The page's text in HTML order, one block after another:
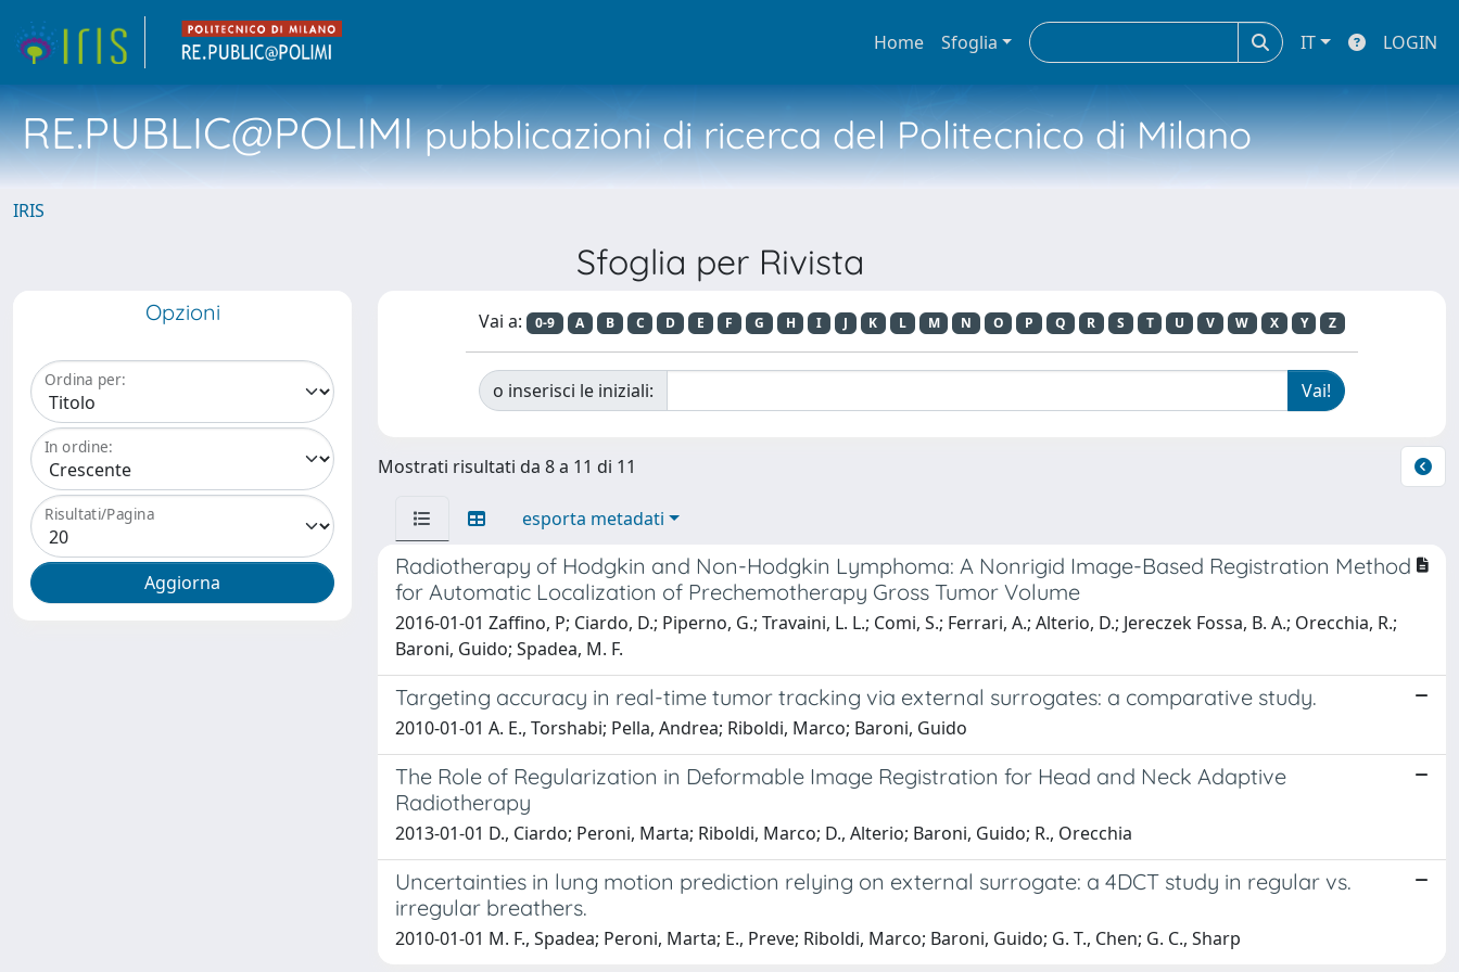
Home Sfoglia IT LOGIN
RE.PUBLIC@POLIMIpubblicazioni di ricerca del Politecnico di Milano
IRIS
Sfoglia per Rivista
Opzioni
Ordina per:
In ordine:
Risultati/Pagina
Vai a: 0-9 A B C D E F G H I J K L M N O P Q R S T U V W X Y Z
o inserisci le iniziali:
Mostrati risultati da 8 a 11 di 11
esporta metadati
Radiotherapy of Hodgkin and Non-Hodgkin Lymphoma: A Nonrigid Image-Based Registration Method
for Automatic Localization of Prechemotherapy Gross Tumor Volume
2016-01-01 Zaffino, P; Ciardo, D.; Piperno, G.; Travaini, L. L.; Comi, S.; Ferrari, A.; Alterio, D.; Jereczek Fossa, B. A.; Orecchia, R.;
Baroni, Guido; Spadea, M. F.
Targeting accuracy in real-time tumor tracking via external surrogates: a comparative study.
2010-01-01 A. E., Torshabi; Pella, Andrea; Riboldi, Marco; Baroni, Guido
The Role of Regularization in Deformable Image Registration for Head and Neck Adaptive
Radiotherapy
2013-01-01 D., Ciardo; Peroni, Marta; Riboldi, Marco; D., Alterio; Baroni, Guido; R., Orecchia
Uncertainties in lung motion prediction relying on external surrogate: a 4DCT study in regular vs.
irregular breathers.
2010-01-01 M. F., Spadea; Peroni, Marta; E., Preve; Riboldi, Marco; Baroni, Guido; G. T., Chen; G. C., Sharp